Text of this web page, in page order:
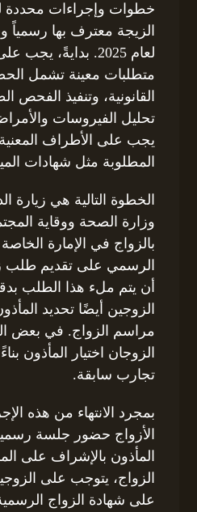
خطوات وإجراءات محددة
الزيجة معترف بها رسمياً
لعام 2025. بدايةً،
متطلبات معينة تشمل
القانونية، وتنفيذ الفحص
تحليل الفيروسات
يجب على الأطراف المعنية
المطلوبة مثل شهادات
الخطوة التالية هي زيارة
وزارة الصحة ووقاية
بالزواج في الإمارة
الرسمي على تقديم
أن يتم ملء هذا الطلب
الزوجين أيضًا تحديد
مراسم الزواج. في بعض
الزوجان اختيار المأذون
تجارب سابقة.
بمجرد الانتهاء من هذه
الأزواج حضور جلسة
المأذون بالإشراف على
الزواج، يتوجب على
على شهادة الزواج